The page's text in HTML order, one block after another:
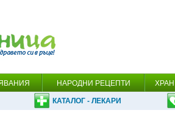
НАРОДНИ РЕЦЕПТИ
КАТАЛОГ - ЛЕКАРИ